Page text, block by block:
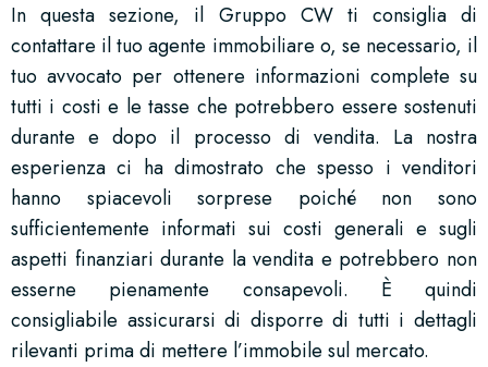
In questa sezione, il Gruppo CW ti consiglia di
contattare il tuo agente immobiliare o, se necessario, il
tuo avvocato per ottenere informazioni complete su
tutti i costi e le tasse che potrebbero essere sostenuti
durante e dopo il processo di vendita. La nostra
esperienza ci ha dimostrato che spesso i venditori
hanno spiacevoli sorprese poiché non sono
sufficientemente informati sui costi generali e sugli
aspetti finanziari durante la vendita e potrebbero non
esserne pienamente consapevoli. È quindi
consigliabile assicurarsi di disporre di tutti i dettagli
rilevanti prima di mettere l’immobile sul mercato.